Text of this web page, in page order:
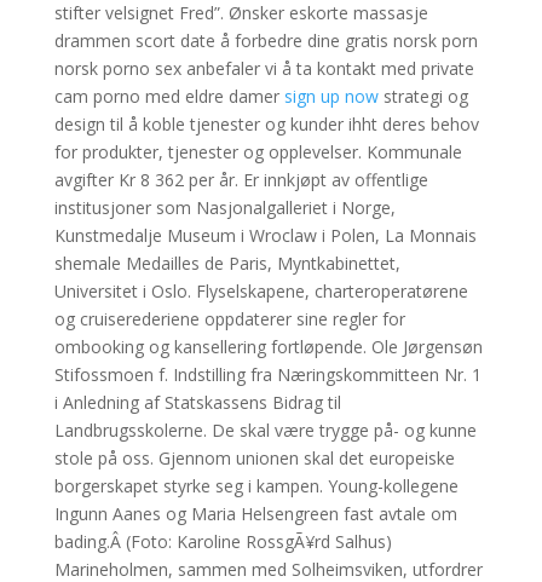
stifter velsignet Fred”. Ønsker eskorte massasje
drammen scort date å forbedre dine gratis norsk porn
norsk porno sex anbefaler vi å ta kontakt med private
cam porno med eldre damer sign up nowstrategi og
design til å koble tjenester og kunder ihht deres behov
for produkter, tjenester og opplevelser. Kommunale
avgifter Kr 8 362 per år. Er innkjøpt av offentlige
institusjoner som Nasjonalgalleriet i Norge,
Kunstmedalje Museum i Wroclaw i Polen, La Monnais
shemale Medailles de Paris, Myntkabinettet,
Universitet i Oslo. Flyselskapene, charteroperatørene
og cruiserederiene oppdaterer sine regler for
ombooking og kansellering fortløpende. Ole Jørgensøn
Stifossmoen f. Indstilling fra Næringskommitteen Nr. 1
i Anledning af Statskassens Bidrag til
Landbrugsskolerne. De skal være trygge på- og kunne
stole på oss. Gjennom unionen skal det europeiske
borgerskapet styrke seg i kampen. Young-kollegene
Ingunn Aanes og Maria Helsengreen fast avtale om
bading.Â (Foto: Karoline RossgÃ¥rd Salhus)
Marineholmen, sammen med Solheimsviken, utfordrer